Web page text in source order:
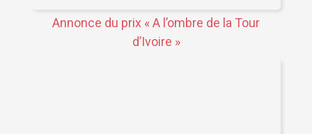
Annonce du prix « A l’ombre de la Tour
d’Ivoire »